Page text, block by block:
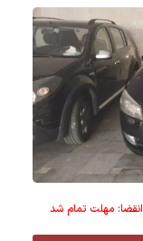
انقضا: مهلت تمام شد